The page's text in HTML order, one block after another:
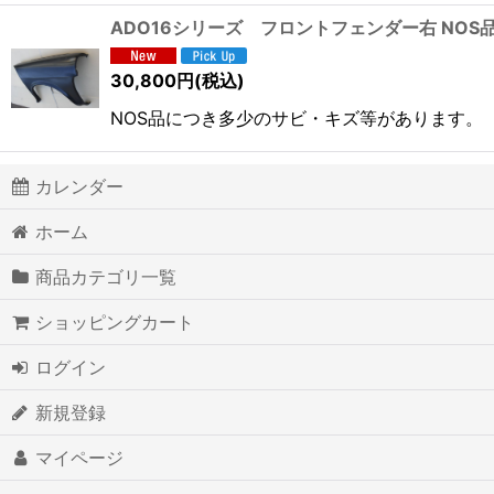
ADO16シリーズ フロントフェンダー右 NOS
30,800円(税込)
NOS品につき多少のサビ・キズ等があります。
カレンダー
ホーム
商品カテゴリ一覧
ショッピングカート
ログイン
新規登録
マイページ